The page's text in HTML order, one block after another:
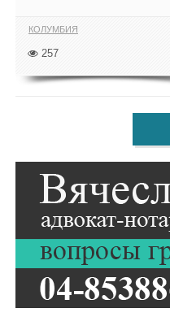
КОЛУМБИЯ
257